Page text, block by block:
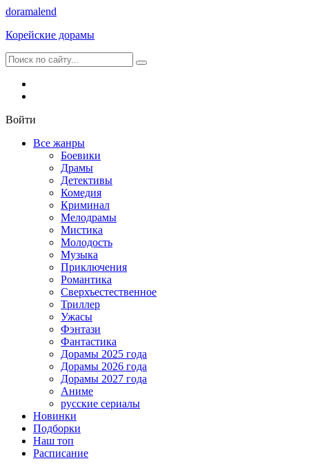
doramalend
Корейские дорамы
Войти
Все жанры
Боевики
Драмы
Детективы
Комедия
Криминал
Мелодрамы
Мистика
Молодость
Музыка
Приключения
Романтика
Сверхъестественное
Триллер
Ужасы
Фэнтази
Фантастика
Дорамы 2025 года
Дорамы 2026 года
Дорамы 2027 года
Аниме
русские сериалы
Новинки
Подборки
Наш топ
Расписание